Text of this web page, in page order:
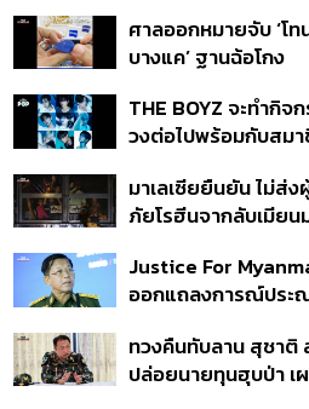
คณะ-สักขีพยานลงนา
MOU
ศาลออกหมายจับ ‘โท
บางแค’ ฐานฉ้อโกง
แบรนด์ Zeiss ลวงข
กล้องส่องพระลิมิเต็ด
THE BOYZ จะทำกิจ
วงต่อไปพร้อมกับสม
มาเลเซียยืนยัน ไม่ส่ง
ภัยโรฮีนจากลับเมียน
อยู่ในอันตราย
Justice For
ออกแถลงการณ์ประ
หล่ายเยือน เรียกร้อ
ให้ความชอบธรรมรัฐ
ทวงคืนทับลาน สุชาติ
ปล่อยนายทุนฮุบป่า เ